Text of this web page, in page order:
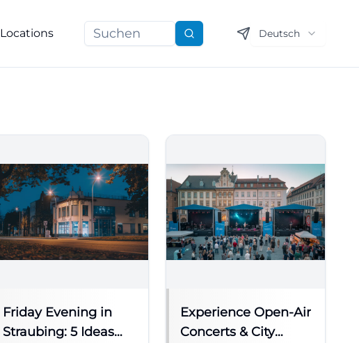
Locations Suchen Deutsch
Friday Evening in
Straubing: 5 Ideas
Experience Open-Air
Concerts & City